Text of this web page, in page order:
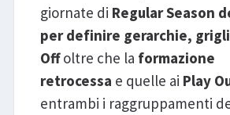
giornate di Regular Season
per definire gerarchie,
Offoltre che la formazione
retrocessa e quelle ai Play
entrambi i raggruppamenti